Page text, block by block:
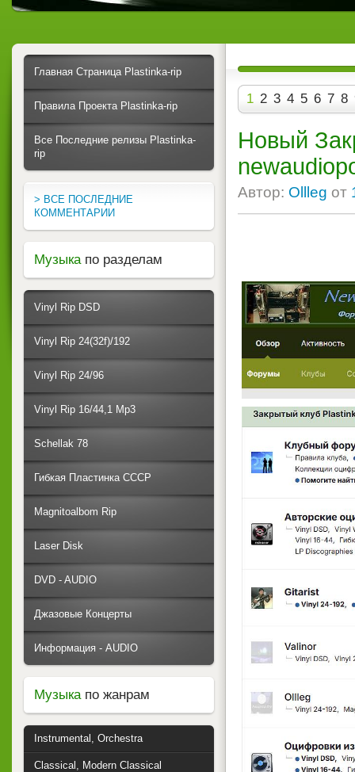
1 2 3 4 5 6 7 8
Новый
Автор: Ollleg от
Главная Страница Plastinka-rip
Правила Проекта Plastinka-rip
Все Последние релизы Plastinka-
rip
> ВСЕ ПОСЛЕДНИЕ
КОММЕНТАРИИ
Музыка по разделам
Vinyl Rip DSD
Vinyl Rip 24(32f)/192
Vinyl Rip 24/96
Vinyl Rip 16/44,1 Mp3
Schellak 78
Гибкая Пластинка СССР
Magnitoalbom Rip
Laser Disk
DVD - AUDIO
Джазовые Концерты
Информация - AUDIO
Музыкапо жанрам
Instrumental, Orchestra
Classical, Modern Classical